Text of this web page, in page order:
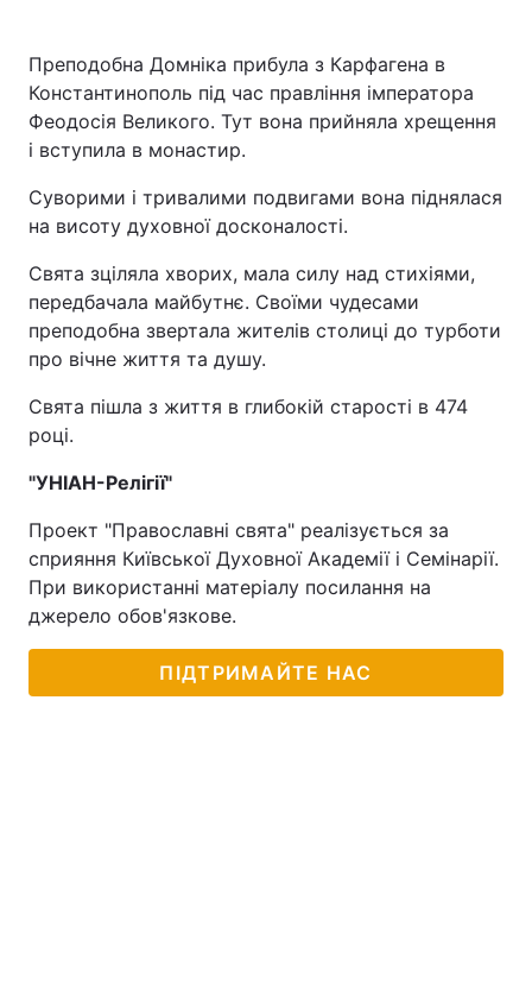
Преподобна Домніка прибула з Карфагена в
Константинополь під час правління імператора
Феодосія Великого. Тут вона прийняла хрещення
і вступила в монастир.
Суворими і тривалими подвигами вона піднялася
на висоту духовної досконалості.
Свята зціляла хворих, мала силу над стихіями,
передбачала майбутнє. Своїми чудесами
преподобна звертала жителів столиці до турботи
про вічне життя та душу.
Свята пішла з життя в глибокій старості в 474
році.
"УНІАН-Релігії"
Проект "Православні свята" реалізується за
сприяння Київської Духовної Академії і Семінарії.
При використанні матеріалу посилання на
джерело обов'язкове.
ПІДТРИМАЙТЕ НАС